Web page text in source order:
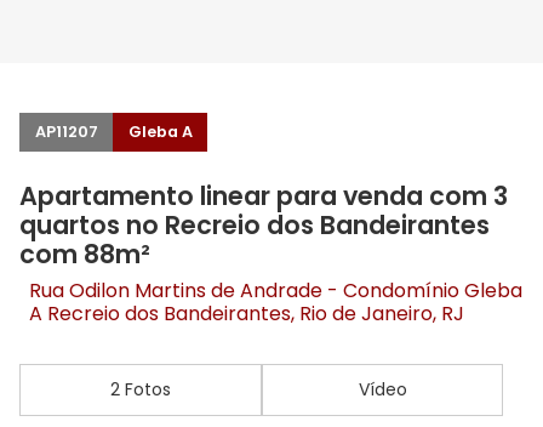
AP11207 Gleba A
Apartamento linear para venda com 3
quartos no Recreio dos Bandeirantes
com 88m²
Rua Odilon Martins de Andrade - Condomínio Gleba
A Recreio dos Bandeirantes, Rio de Janeiro, RJ
2 Fotos Vídeo